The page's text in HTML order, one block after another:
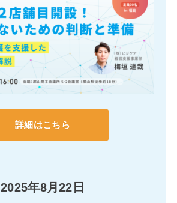
詳細はこちら
2025年8月22日